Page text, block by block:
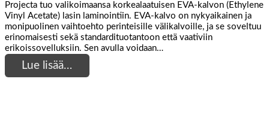
Projecta tuo valikoimaansa korkealaatuisen EVA-kalvon (Ethylene
Vinyl Acetate) lasin laminointiin. EVA-kalvo on nykyaikainen ja
monipuolinen vaihtoehto perinteisille välikalvoille, ja se soveltuu
erinomaisesti sekä standardituotantoon että vaativiin
erikoissovelluksiin. Sen avulla voidaan…
Lue lisää…